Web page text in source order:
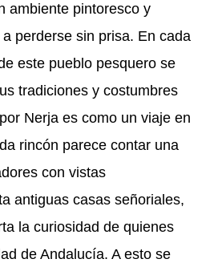
ambiente pintoresco y
perderse sin prisa. En cada
este pueblo pesquero se
tradiciones y costumbres
Nerja es como un viaje en
rincón parece contar una
con vistas
antiguas casas señoriales,
la curiosidad de quienes
de Andalucía. A esto se